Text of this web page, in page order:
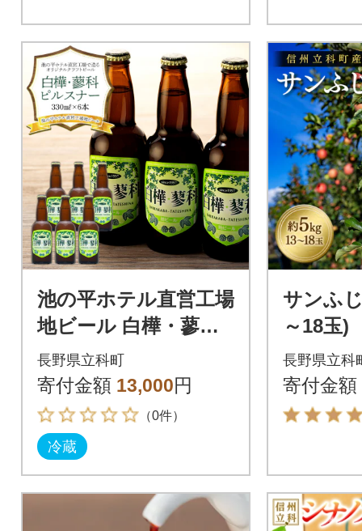
池の平ホテル直営工場
地ビール 白樺・蓼科
ピルスナー6本
長野県立科町
寄付金額 13,000円
（0件）
冷蔵
サンふ
～18
長野県立科
寄付金額